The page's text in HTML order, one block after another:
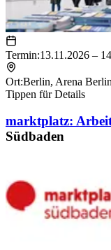
Termin:13.11.2026 –
Ort:Berlin, Arena Berlin
Tippen für Details
marktplatz:
Südbaden